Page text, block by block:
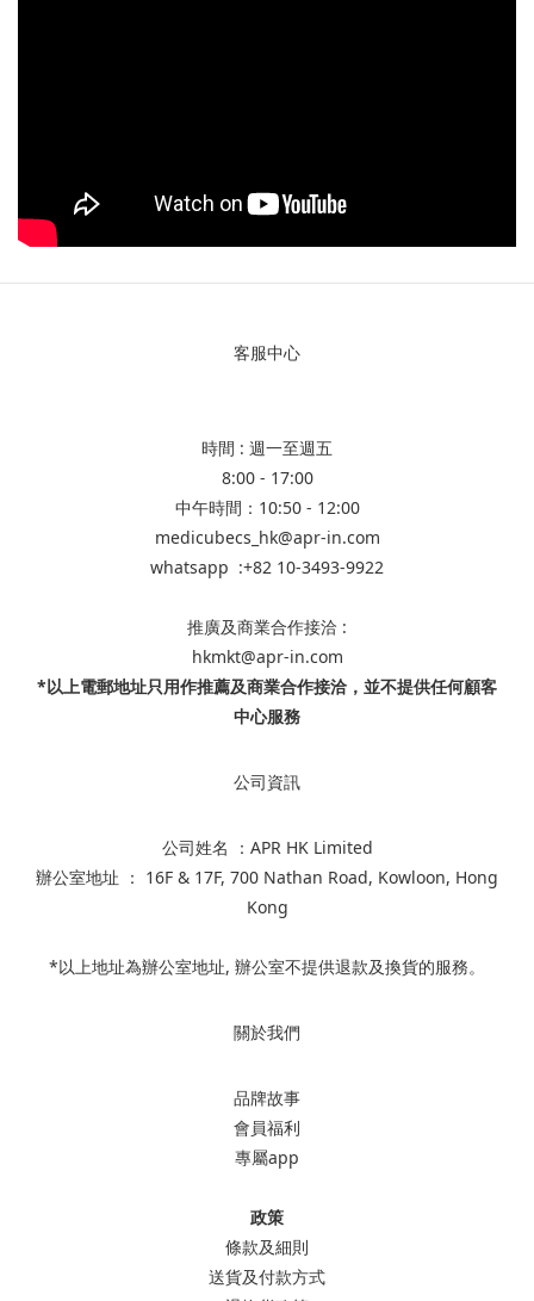
客服中心
時間 : 週一至週五
8:00 - 17:00
中午時間：10:50 - 12:00
medicubecs_hk@apr-in.com
whatsapp :+82 10-3493-9922
推廣及商業合作接洽 :
hkmkt@apr-in.com
*以上電郵地址只用作推薦及商業合作接洽，並不提供任何顧客
中心服務
公司資訊
公司姓名 ：APR HK Limited
辦公室地址 ： 16F & 17F, 700 Nathan Road, Kowloon, Hong
Kong
*以上地址為辦公室地址, 辦公室不提供退款及換貨的服務。
關於我們
品牌故事
會員福利
專屬app
政策
條款及細則
送貨及付款方式